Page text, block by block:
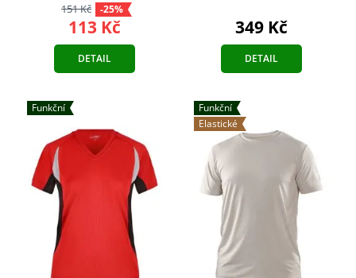
151 Kč
-25%
113 Kč
DETAIL
349 Kč
DETAIL
Funkční
Funkční
Elastické